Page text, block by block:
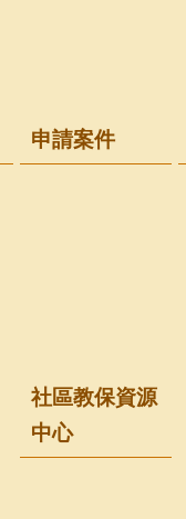
申請案件
社區教保資源
中心